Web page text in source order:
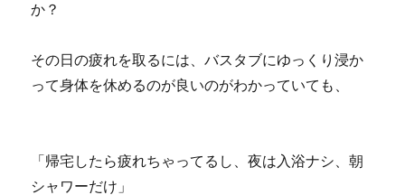
か？
その日の疲れを取るには、バスタブにゆっくり浸か
って身体を休めるのが良いのがわかっていても、
「帰宅したら疲れちゃってるし、夜は入浴ナシ、朝
シャワーだけ」